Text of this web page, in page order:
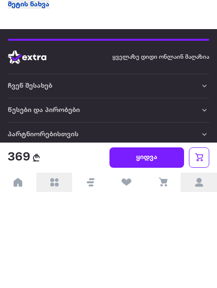
369 ყიდვა
მეტის ნახვა
ყველაზე დიდი ონლაინ მაღაზია
ჩვენ შესახებ
წესები და პირობები
პარტნიორებისთვის
ტრენდული
პოპულარული